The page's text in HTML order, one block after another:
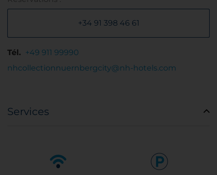
+34 91 398 46 61
Tél. +49 911 99990
nhcollectionnuernbergcity@nh-hotels.com
Services